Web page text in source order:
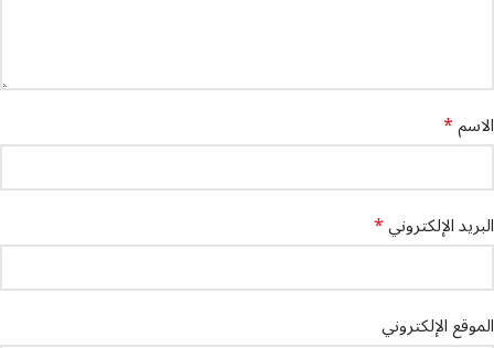
الاسم*
البريد الإلكتروني*
الموقع الإلكتروني